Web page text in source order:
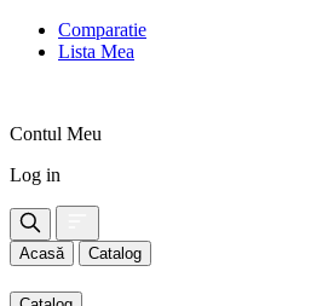
Comparatie
Lista Mea
Contul Meu
Log in
Acasă Catalog